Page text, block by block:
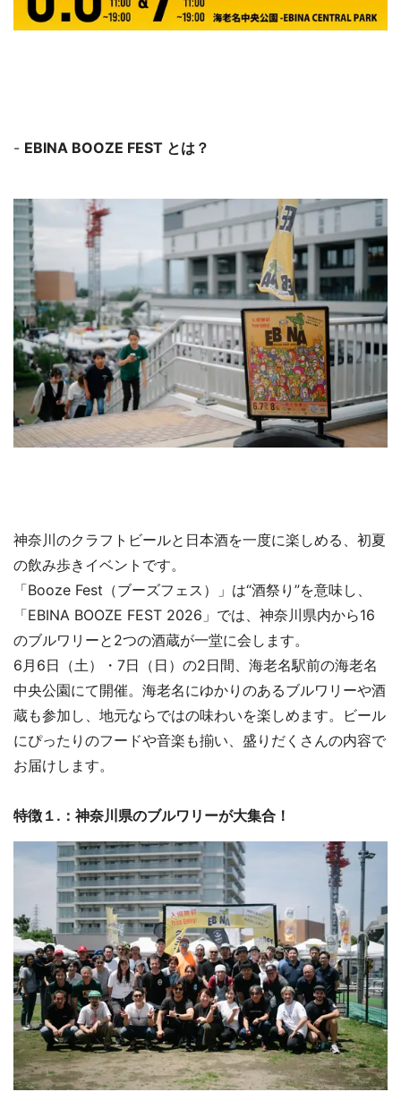
- EBINA BOOZE FEST とは？
神奈川のクラフトビールと日本酒を一度に楽しめる、初夏
の飲み歩きイベントです。
「Booze Fest（ブーズフェス）」は“酒祭り”を意味し、
「EBINA BOOZE FEST 2026」では、神奈川県内から16
のブルワリーと2つの酒蔵が一堂に会します。
6月6日（土）・7日（日）の2日間、海老名駅前の海老名
中央公園にて開催。海老名にゆかりのあるブルワリーや酒
蔵も参加し、地元ならではの味わいを楽しめます。ビール
にぴったりのフードや音楽も揃い、盛りだくさんの内容で
お届けします。
特徴１.：神奈川県のブルワリーが大集合！